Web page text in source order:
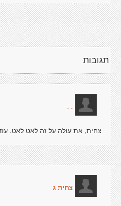
תגובות
צחית, את עולה על זה לאט לאט.
צחית ג